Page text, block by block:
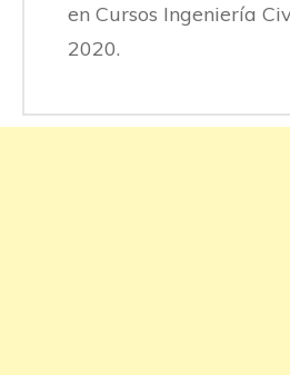
en Cursos Ingeniería
2020.